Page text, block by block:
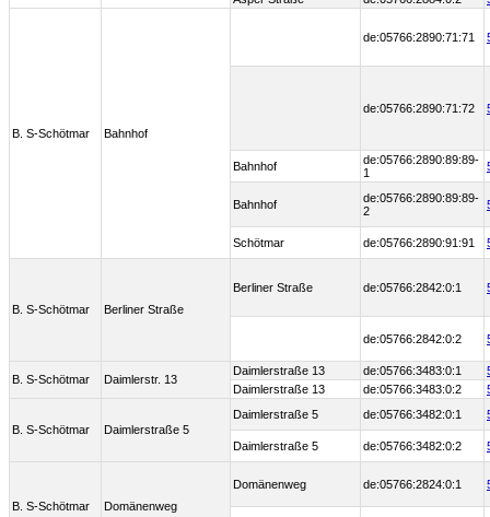
B. S-Schötmar Bahnhof
de:05766:2890:71:71
de:05766:2890:71:72
Bahnhof
de:05766:2890:89:89-
1
Bahnhof
de:05766:2890:89:89-
2
Schötmar de:05766:2890:91:91
B. S-Schötmar Berliner Straße
Berliner Straße de:05766:2842:0:1
de:05766:2842:0:2
B. S-Schötmar Daimlerstr. 13
Daimlerstraße 13 de:05766:3483:0:1
Daimlerstraße 13
de:05766:3483:0:2
B. S-Schötmar Daimlerstraße 5
Daimlerstraße 5 de:05766:3482:0:1
Daimlerstraße 5 de:05766:3482:0:2
B. S-Schötmar Domänenweg
Domänenweg de:05766:2824:0:1